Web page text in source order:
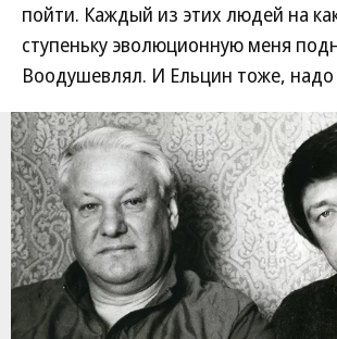
пойти. Каждый из этих людей на
ступеньку эволюционную меня
Воодушевлял. И Ельцин тоже, надо